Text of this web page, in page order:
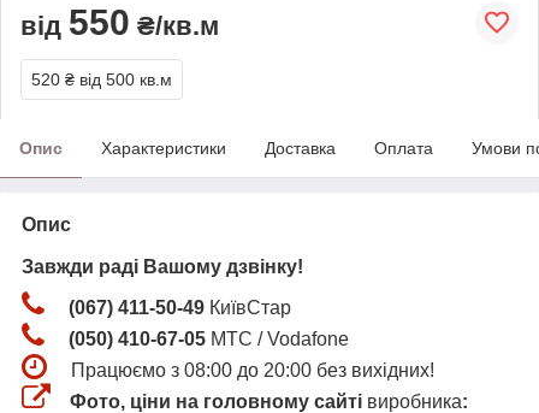
від 550 ₴/кв.м
520 ₴ від 500 кв.м
Опис Характеристики Доставка Оплата Умови
Опис
Завжди раді Вашому дзвінку!
(067) 411-50-49 КиївСтар
(050) 410-67-05 МТС / Vodafone
Працюємо з 08:00 до 20:00 без вихідних!
Фото, ціни на головному сайті виробника: